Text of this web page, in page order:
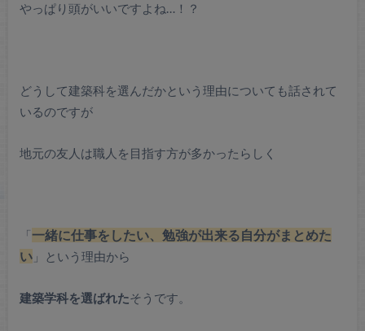
やっぱり頭がいいですよね…！？
どうして建築科を選んだかという理由についても話されて
いるのですが
地元の友人は職人を目指す方が多かったらしく
「一緒に仕事をしたい、勉強が出来る自分がまとめた
い」という理由から
建築学科を選ばれたそうです。